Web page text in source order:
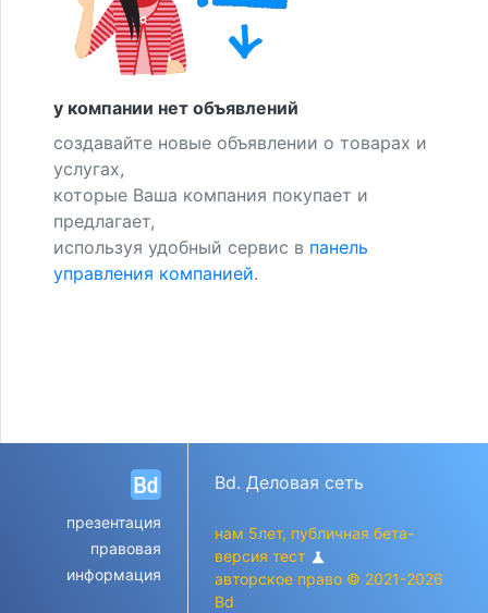
у компании нет объявлений
создавайте новые объявлении о товарах и
услугах,
которые Ваша компания покупает и
предлагает,
используя удобный сервис в панель
управления компанией.
презентация
правовая
информация
Bd. Деловая сеть
нам 5лет, публичная бета-
версия тест science
авторское право © 2021-2026
Bd